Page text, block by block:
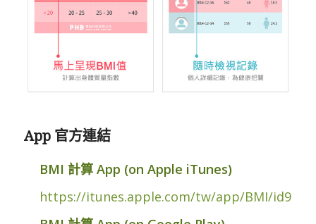
App 官方連結
BMI 計算 App (on Apple iTunes)
https://itunes.apple.com/tw/app/BMI/